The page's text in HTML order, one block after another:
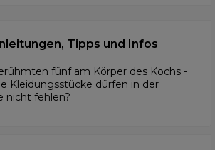
Tipps und Infos
fünf am Körper des Kochs -
Kleidungsstücke dürfen in der
nicht fehlen?